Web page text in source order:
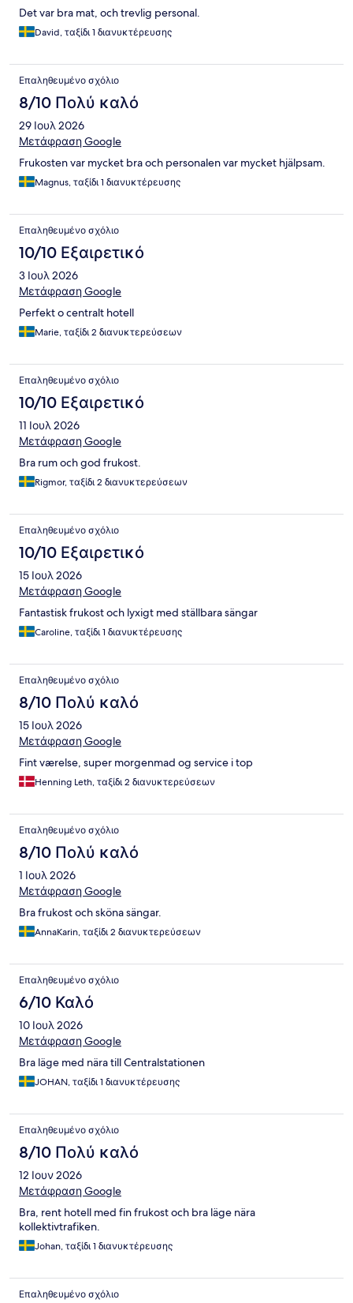
Det var bra mat, och trevlig personal.
David, ταξίδι 1 διανυκτέρευσης
Επαληθευμένο σχόλιο
8/10 Πολύ καλό
29 Ιουλ 2026
Μετάφραση Google
Frukosten var mycket bra och personalen var mycket hjälpsam.
Magnus, ταξίδι 1 διανυκτέρευσης
Επαληθευμένο σχόλιο
10/10 Εξαιρετικό
3 Ιουλ 2026
Μετάφραση Google
Perfekt o centralt hotell
Marie, ταξίδι 2 διανυκτερεύσεων
Επαληθευμένο σχόλιο
10/10 Εξαιρετικό
11 Ιουλ 2026
Μετάφραση Google
Bra rum och god frukost.
Rigmor, ταξίδι 2 διανυκτερεύσεων
Επαληθευμένο σχόλιο
10/10 Εξαιρετικό
15 Ιουλ 2026
Μετάφραση Google
Fantastisk frukost och lyxigt med ställbara sängar
Caroline, ταξίδι 1 διανυκτέρευσης
Επαληθευμένο σχόλιο
8/10 Πολύ καλό
15 Ιουλ 2026
Μετάφραση Google
Fint værelse, super morgenmad og service i top
Henning Leth, ταξίδι 2 διανυκτερεύσεων
Επαληθευμένο σχόλιο
8/10 Πολύ καλό
1 Ιουλ 2026
Μετάφραση Google
Bra frukost och sköna sängar.
AnnaKarin, ταξίδι 2 διανυκτερεύσεων
Επαληθευμένο σχόλιο
6/10 Καλό
10 Ιουλ 2026
Μετάφραση Google
Bra läge med nära till Centralstationen
JOHAN, ταξίδι 1 διανυκτέρευσης
Επαληθευμένο σχόλιο
8/10 Πολύ καλό
12 Ιουν 2026
Μετάφραση Google
Bra, rent hotell med fin frukost och bra läge nära
kollektivtrafiken.
Johan, ταξίδι 1 διανυκτέρευσης
Επαληθευμένο σχόλιο